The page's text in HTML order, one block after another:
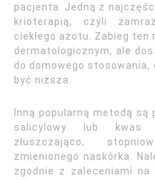
pacjenta. Jedną z
krioterapią, czyli
ciekłego azotu. Zabieg ten
dermatologicznym, ale
do domowego
być niższa.
Inną popularną metodą
salicylowy lub kwas
złuszczająco,
zmienionego naskórka.
zgodnie z zaleceniami na